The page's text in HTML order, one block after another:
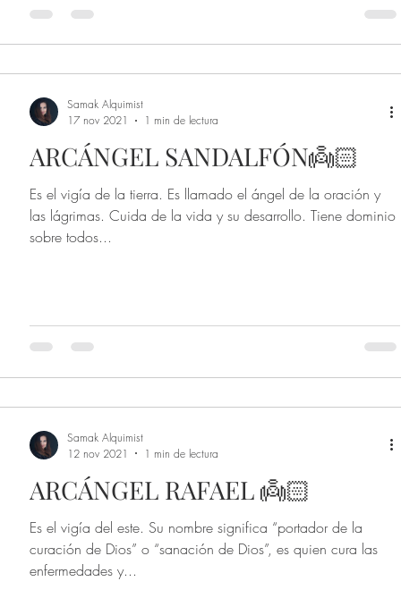
ARCÁNGEL SANDALFÓN👼🏻
Es el vigía de la tierra. Es llamado el ángel de la oración y
las lágrimas. Cuida de la vida y su desarrollo. Tiene dominio
sobre todos...
Samak Alquimist
17 nov 2021
1 min de lectura
ARCÁNGEL RAFAEL 👼🏻
Es el vigía del este. Su nombre significa “portador de la
curación de Dios” o “sanación de Dios”, es quien cura las
enfermedades y...
Samak Alquimist
12 nov 2021
1 min de lectura